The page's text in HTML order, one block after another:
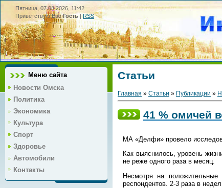
Пятница, 07.08.2026, 11:42
Приветствую Вас Гость|RSS
Меню сайта
Новости Омска
Политика
Экономика
Культура
Спорт
Здоровье
Автомобили
Контакты
Статьи
Главная » Статьи » Публикации »
41 % омичей
МА «Делфи» провело
Как выяснилось, уровень
не реже одного раза в месяц.
Несмотря на
респондентов. 2-3 раза в